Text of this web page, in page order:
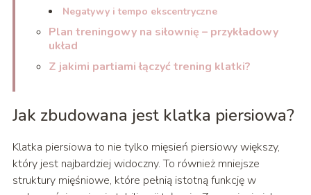
Negatywy i tempo ekscentryczne
Plan treningowy na siłownię – przykładowy
układ
Z jakimi partiami łączyć trening klatki?
Jak zbudowana jest klatka piersiowa?
Klatka piersiowa to nie tylko mięsień piersiowy większy,
który jest najbardziej widoczny. To również mniejsze
struktury mięśniowe, które pełnią istotną funkcję w